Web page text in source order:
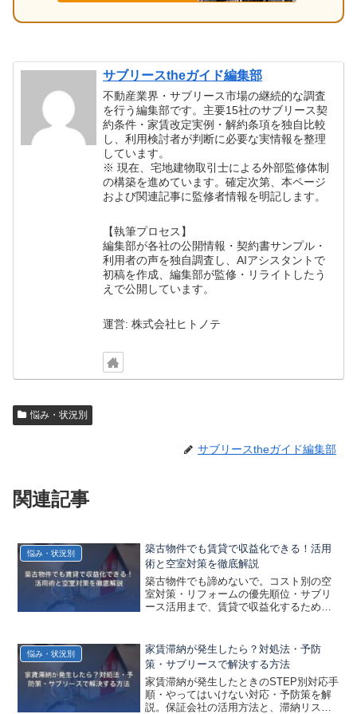
サブリースtheガイド編集部
不動産業界・サブリース市場の継続的な調査
を行う編集部です。主要15社のサブリース契
約条件・家賃改定実例・解約条項を独自比較
し、利用検討者が判断に必要な実情報を整理
しています。
※ 現在、宅地建物取引士による外部監修体制
の構築を進めています。確定次第、本ページ
および関連記事に監修者情報を明記します。
【執筆プロセス】
編集部が各社の公開情報・契約書サンプル・
利用者の声を独自調査し、AIアシスタントで
初稿を作成、編集部が監修・リライトしたう
えで公開しています。
運営: 株式会社ヒトノテ
悩み・状況別
サブリースtheガイド編集部
関連記事
悩み・状況別
築古物件でも賃貸で収益化できる！活用
術と空室対策を徹底解説
築古物件でも諦めないで。コスト別の空
室対策・リフォームの優先順位・サブリ
ース活用まで、賃貸で収益化するための
悩み・状況別
家賃滞納が発生したら？対処法・予防
策・サブリースで解決する方法
家賃滞納が発生したときのSTEP別対応手
順・やってはいけない対応・予防策を解
説。保証会社の活用方法と、滞納リスク